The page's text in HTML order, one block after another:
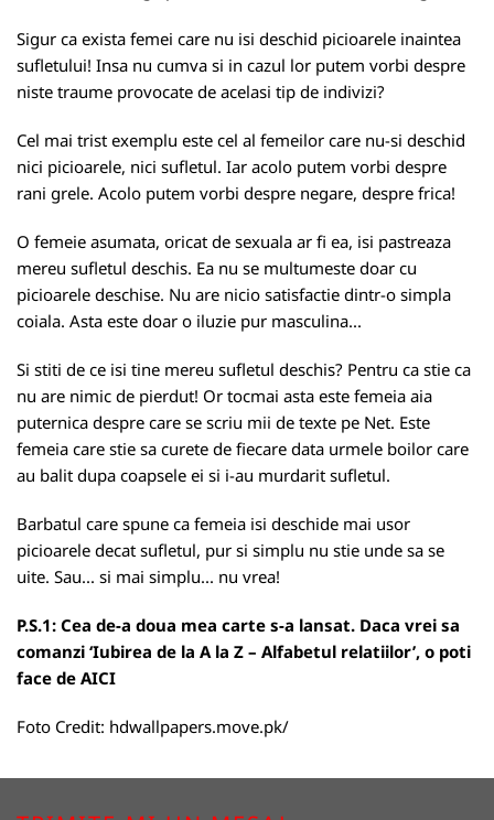
Sigur ca exista femei care nu isi deschid picioarele inaintea
sufletului! Insa nu cumva si in cazul lor putem vorbi despre
niste traume provocate de acelasi tip de indivizi?
Cel mai trist exemplu este cel al femeilor care nu-si deschid
nici picioarele, nici sufletul. Iar acolo putem vorbi despre
rani grele. Acolo putem vorbi despre negare, despre frica!
O femeie asumata, oricat de sexuala ar fi ea, isi pastreaza
mereu sufletul deschis. Ea nu se multumeste doar cu
picioarele deschise. Nu are nicio satisfactie dintr-o simpla
coiala. Asta este doar o iluzie pur masculina...
Si stiti de ce isi tine mereu sufletul deschis? Pentru ca stie ca
nu are nimic de pierdut! Or tocmai asta este femeia aia
puternica despre care se scriu mii de texte pe Net. Este
femeia care stie sa curete de fiecare data urmele boilor care
au balit dupa coapsele ei si i-au murdarit sufletul.
Barbatul care spune ca femeia isi deschide mai usor
picioarele decat sufletul, pur si simplu nu stie unde sa se
uite. Sau... si mai simplu... nu vrea!
P.S.1: Cea de-a doua mea carte s-a lansat. Daca vrei sa
comanzi ‘Iubirea de la A la Z – Alfabetul relatiilor’, o poti
face de AICI
Foto Credit: hdwallpapers.move.pk/